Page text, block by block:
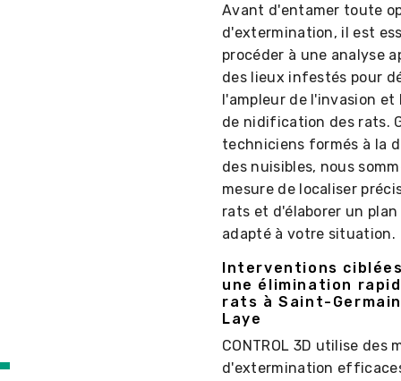
Avant d'entamer toute
d'extermination, il est
procéder à une analyse
des lieux infestés pour
l'ampleur de l'invasion et
de nidification des rats.
techniciens formés à la
des nuisibles, nous
mesure de localiser
rats et d'élaborer un
adapté à votre situation.
Interventions
une élimination
rats à Saint-
Laye
CONTROL 3D utilise des
d'extermination